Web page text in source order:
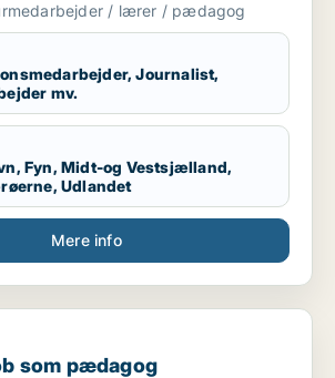
/ lærer / pædagog
Journalist,
mv.
Fyn, Midt-og Vestsjælland,
Udlandet
Mere info
pædagog
som pædagog